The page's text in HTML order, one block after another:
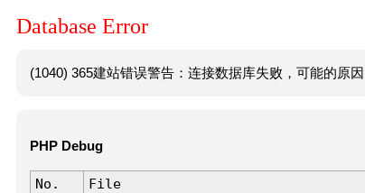
Database Error
(1040) 365建站错误警告：连接数据库失败，可能的原
PHP Debug
No. File